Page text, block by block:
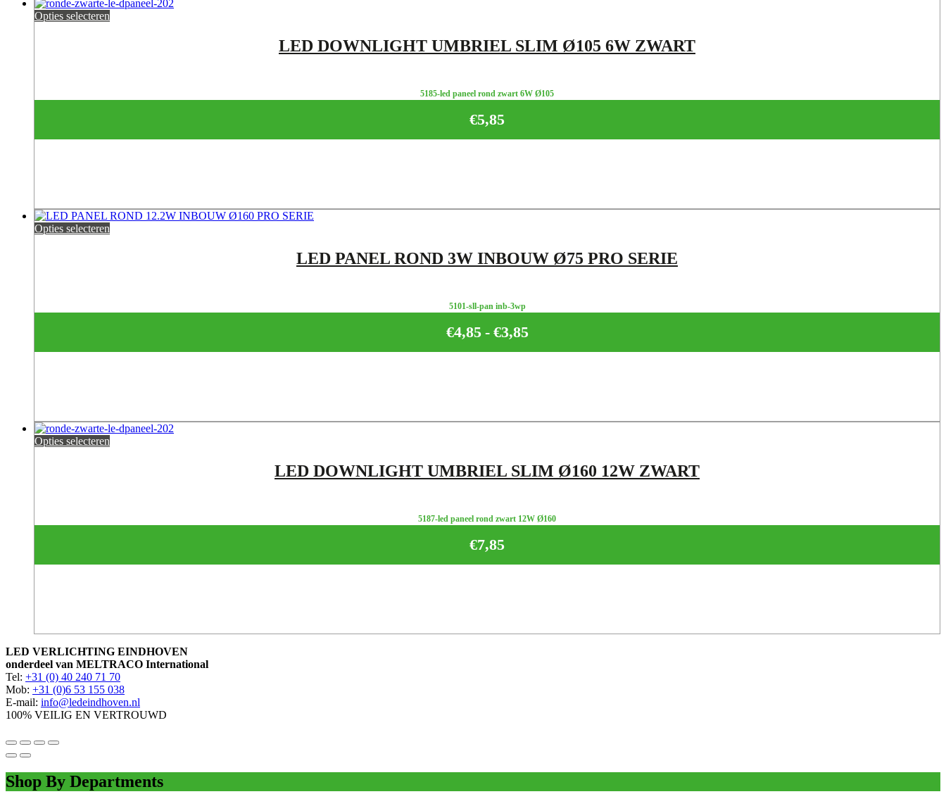
Opties selecteren
LED DOWNLIGHT UMBRIEL SLIM Ø105 6W ZWART
5185-led paneel rond zwart 6W Ø105
€5,85
Opties selecteren
LED PANEL ROND 3W INBOUW Ø75 PRO SERIE
5101-sll-pan inb-3wp
€3,85
-
€4,85 Prijsklasse:
€3,85
Opties selecteren
LED DOWNLIGHT UMBRIEL SLIM Ø160 12W ZWART
5187-led paneel rond zwart 12W Ø160
€7,85
LED VERLICHTING EINDHOVEN
onderdeel van MELTRACO International
Tel: +31 (0) 40 240 71 70
Mob: +31 (0)6 53 155 038
E-mail: info@ledeindhoven.nl
100% VEILIG EN VERTROUWD
Shop By Departments